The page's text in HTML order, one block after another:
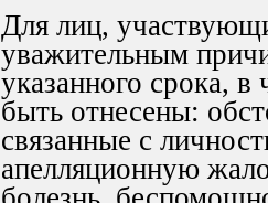
Для лиц,
уважительным
указанного срока, в
быть отнесены:
связанные с
апелляционную